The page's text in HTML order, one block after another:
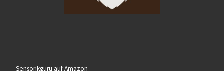
Sensorikguru auf Amazon